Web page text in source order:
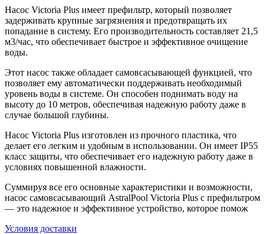
Насос Victoria Plus имеет префильтр, который позволяет
задерживать крупные загрязнения и предотвращать их
попадание в систему. Его производительность составляет 21,5
м3/час, что обеспечивает быстрое и эффективное очищение
воды.
Этот насос также обладает самовсасывающей функцией, что
позволяет ему автоматически поддерживать необходимый
уровень воды в системе. Он способен поднимать воду на
высоту до 10 метров, обеспечивая надежную работу даже в
случае большой глубины.
Насос Victoria Plus изготовлен из прочного пластика, что
делает его легким и удобным в использовании. Он имеет IP55
класс защиты, что обеспечивает его надежную работу даже в
условиях повышенной влажности.
Суммируя все его основные характеристики и возможности,
насос самовсасывающий AstralPool Victoria Plus с префильтром
— это надежное и эффективное устройство, которое помож
Условия доставки